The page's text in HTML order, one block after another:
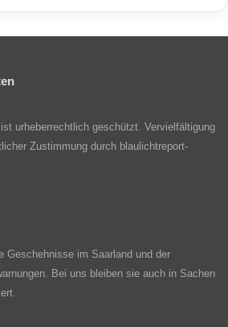
urheberrechtlich geschützt. Vervielfältigung
Zustimmung durch blaulichtreport-
Geschehnisse im Saarland und der
Bei uns bleiben sie auch in Sachen